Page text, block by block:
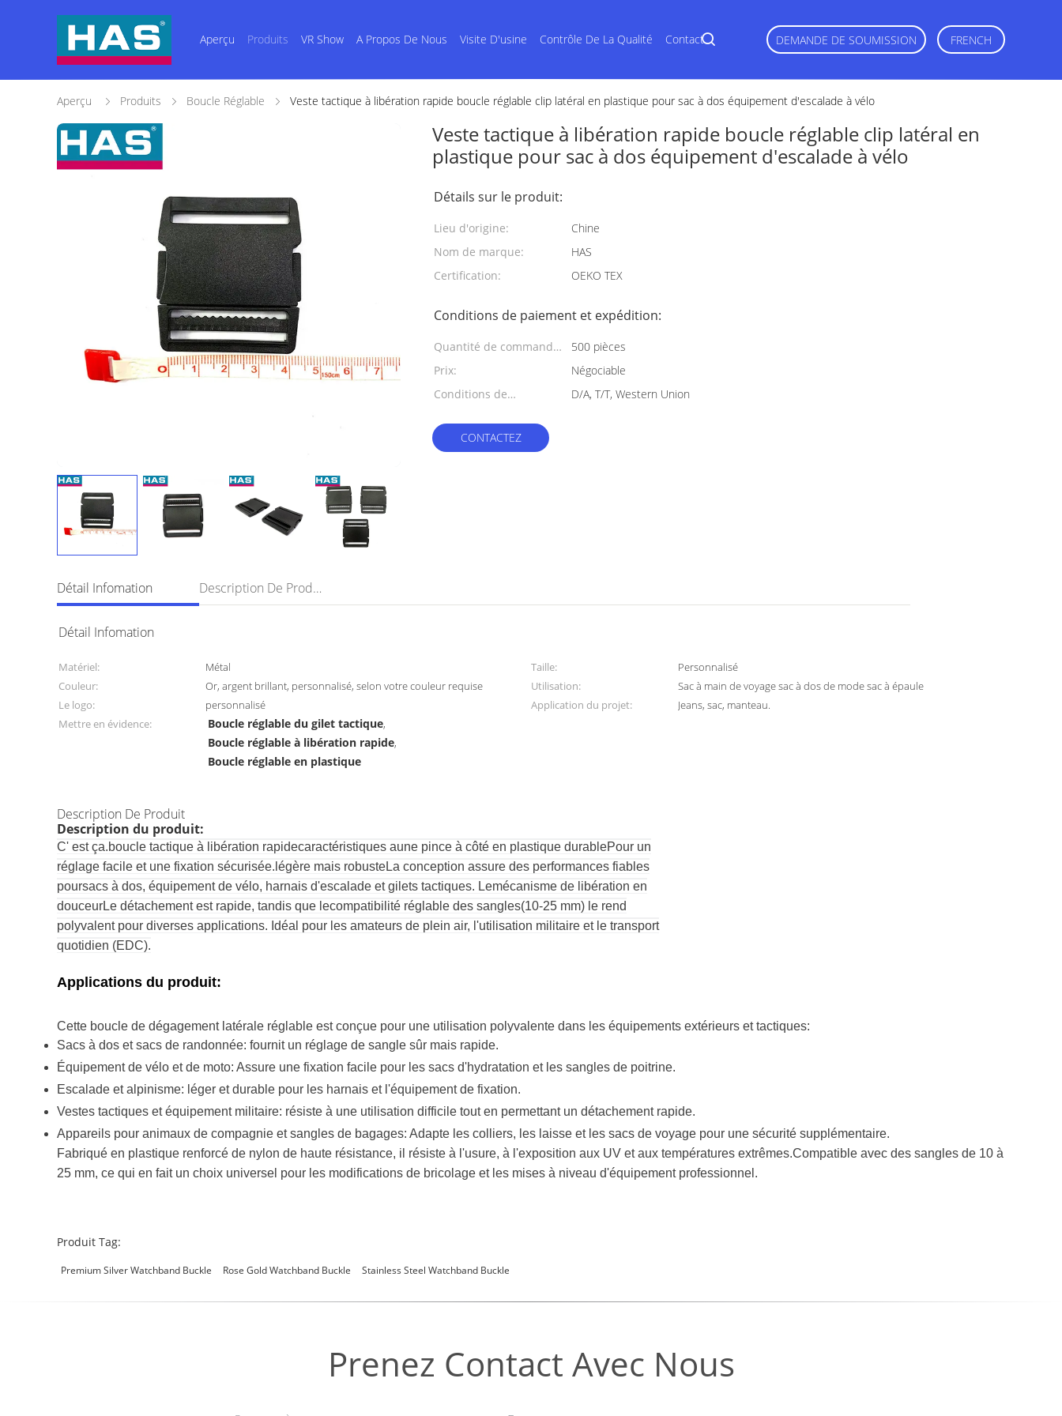
Aperçu Produits VR Show A Propos De Nous Visite D'usine Contrôle De La Qualité Contact DEMANDE DE SOUMISSION FRENCH
Aperçu Produits Boucle Réglable Veste tactique à libération rapide boucle réglable clip latéral en plastique pour sac à dos équipement d'escalade à vélo
Veste tactique à libération rapide boucle réglable clip latéral en
plastique pour sac à dos équipement d'escalade à vélo
Détails sur le produit:
Lieu d'origine:
Chine
Nom de marque:
HAS
Certification:
OEKO TEX
Conditions de paiement et expédition:
Quantité de commande
min:
500 pièces
Prix:
Négociable
Conditions de
D/A, T/T, Western Union
CONTACTEZ
Détail Infomation Description De Produit
Détail Infomation
Matériel: Métal Taille:
Personnalisé
Couleur:
Or, argent brillant, personnalisé, selon votre couleur requise Utilisation:
Sac à main de voyage sac à dos de mode sac à épaule
Le logo:
personnalisé Application du projet:
Jeans, sac, manteau.
Mettre en évidence:
Boucle réglable du gilet tactique,
Boucle réglable à libération rapide,
Boucle réglable en plastique
Description De Produit
Description du produit:
C' est ça.boucle tactique à libération rapidecaractéristiques aune pince à côté en plastique durablePour un
réglage facile et une fixation sécurisée. légère mais robusteLa conception assure des performances fiables
poursacs à dos, équipement de vélo, harnais d'escalade et gilets tactiques. Lemécanisme de libération en
douceurLe détachement est rapide, tandis que lecompatibilité réglable des sangles(10-25 mm) le rend
polyvalent pour diverses applications. Idéal pour les amateurs de plein air, l'utilisation militaire et le transport
quotidien (EDC).
Applications du produit:
Cette boucle de dégagement latérale réglable est conçue pour une utilisation polyvalente dans les équipements extérieurs et tactiques:
Sacs à dos et sacs de randonnée: fournit un réglage de sangle sûr mais rapide.
Équipement de vélo et de moto: Assure une fixation facile pour les sacs d'hydratation et les sangles de poitrine.
Escalade et alpinisme: léger et durable pour les harnais et l'équipement de fixation.
Vestes tactiques et équipement militaire: résiste à une utilisation difficile tout en permettant un détachement rapide.
Appareils pour animaux de compagnie et sangles de bagages: Adapte les colliers, les laisse et les sacs de voyage pour une sécurité supplémentaire.
Fabriqué en plastique renforcé de nylon de haute résistance, il résiste à l'usure, à l'exposition aux UV et aux températures extrêmes.Compatible avec des sangles de 10 à
25 mm, ce qui en fait un choix universel pour les modifications de bricolage et les mises à niveau d'équipement professionnel.
Produit Tag:
Premium Silver Watchband Buckle Rose Gold Watchband Buckle Stainless Steel Watchband Buckle
Prenez Contact Avec Nous